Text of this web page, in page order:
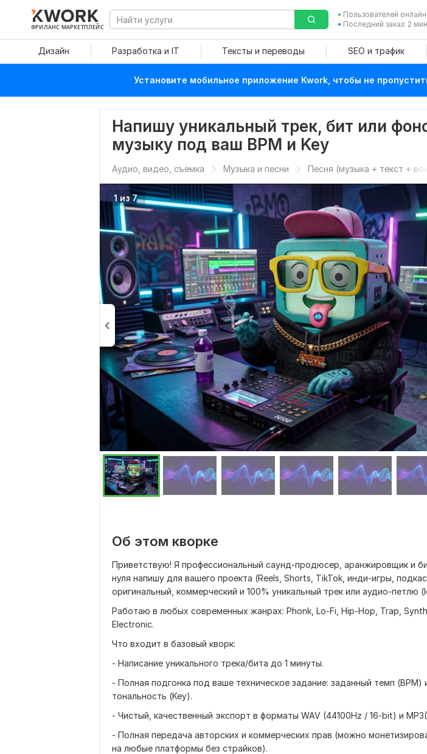
ФРИЛАНС МАРКЕТПЛЕЙС
Пользователей
Последний заказ: 2
Дизайн Разработка и IT Тексты и переводы SEO и трафик
Установите мобильное приложение Kwork, чтобы не
Напишу уникальный трек, бит или
музыку под ваш BPM и Key
Аудио, видео, съемка Музыка и песни Песня (музыка + текст +
1 из 7
Об этом кворке
Приветствую! Я профессиональный саунд-продюсер, аранжировщик и
нуля напишу для вашего проекта (Reels, Shorts, TikTok, инди-игры,
оригинальный, коммерческий и 100% уникальный трек или аудио-петлю
Работаю в любых современных жанрах: Phonk, Lo-Fi, Hip-Hop, Trap,
Electronic.
Что входит в базовый кворк:
- Написание уникального трека/бита до 1 минуты.
- Полная подгонка под ваше техническое задание: заданный темп (BPM)
тональность (Key).
- Чистый, качественный экспорт в форматы WAV (44100Hz / 16-bit) и
- Полная передача авторских и коммерческих прав (можно
на любые платформы без страйков).